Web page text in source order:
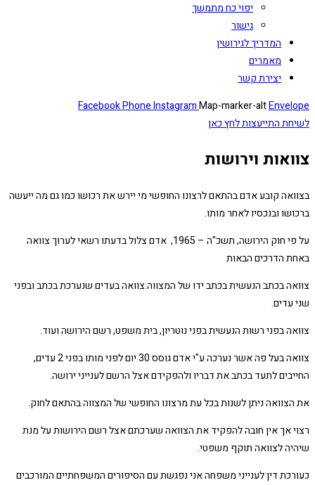
יפוי כח מתמשך
גישור
המדריך לגירושין
מאמרים
יצירת קשר
FacebookPhoneInstagramMap-marker-altEnvelope
לשיחת התייעצות לחץ כאן
צוואות וירושות
בצוואה קובע אדם בהתאם לרצונו החופשי מי יירש את רכושו כמו גם מה ייעשה
ברכושו ובנכסיו לאחר מותו.
על פי חוק הירושה, תשכ"ה – 1965, אדם צלול בדעתו רשאי לערוך צוואה
באחת הדרכים הבאות
צוואה בכתב הנעשית בכתב ידו של המצווה.צוואה בעדים שנערכת בכתב ובפני
שני עדים.
צוואה בפני רשות הנעשית בפני נוטריון, בית משפט, רשם הירושה ועוד.
צוואה בעל פה אשר נערכה ע"י אדם גוסס 30 יום לפני מותו בפני 2 עדים,
החייבים לתעד בכתב את דבריו ולהפקידם אצל הרשם לענייני ירושה.
את הצוואה ניתן לשנות בכל עת מרצונו החופשי של המצווה בהתאם לחוק.
רצוי אך אין חובה להפקיד את הצוואה שערכתם אצל רשם הירושות על מנת
שיהיה לצוואה תוקף משפטי.
כעורכת דין לענייני משפחה אני נפגשת עם הסיפורים המשפחתיים המורכבים